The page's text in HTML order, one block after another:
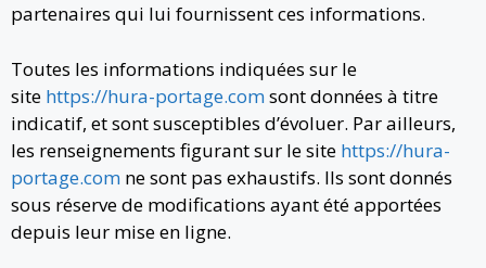
partenaires qui lui fournissent ces informations.
Toutes les informations indiquées sur le
site https://hura-portage.comsont données à titre
indicatif, et sont susceptibles d’évoluer. Par ailleurs,
les renseignements figurant sur le site https://hura-
portage.com ne sont pas exhaustifs. Ils sont donnés
sous réserve de modifications ayant été apportées
depuis leur mise en ligne.